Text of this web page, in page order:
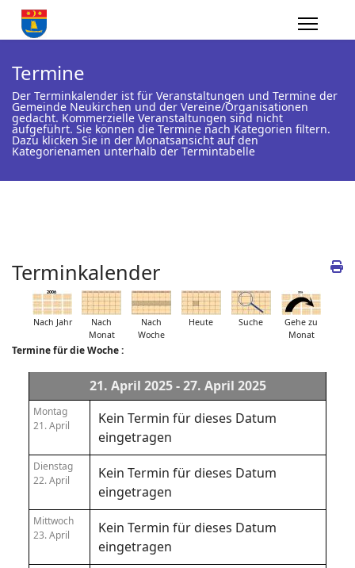
Termine
Der Terminkalender ist für Veranstaltungen und Termine der
Gemeinde Neukirchen und der Vereine/Organisationen
gedacht. Kommerzielle Veranstaltungen sind nicht
aufgeführt. Sie können die Termine nach Kategorien filtern.
Dazu klicken Sie in der Monatsansicht auf den
Kategorienamen unterhalb der Termintabelle
Terminkalender
Nach Jahr
Nach
Monat
Nach
Woche
Heute Suche
Gehe zu
Monat
Termine für die Woche :
21. April 2025 - 27. April 2025
Montag
21. April
Kein Termin für dieses Datum
eingetragen
Dienstag
22. April
Kein Termin für dieses Datum
eingetragen
Mittwoch
23. April
Kein Termin für dieses Datum
eingetragen